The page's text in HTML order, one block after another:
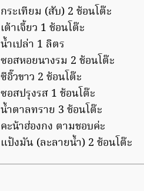
กระเทียม (สับ) 2 ช้อนโต๊ะ
เต้าเจี้ยว 1 ช้อนโต๊ะ
น้ำเปล่า 1 ลิตร
ซอสหอยนางรม 2 ช้อนโต๊ะ
ซีอิ๊วขาว 2 ช้อนโต๊ะ
ซอสปรุงรส 1 ช้อนโต๊ะ
น้ำตาลทราย 3 ช้อนโต๊ะ
คะน้าฮ่องกง ตามชอบค่ะ
แป้งมัน (ละลายน้ำ) 2 ช้อนโต๊ะ